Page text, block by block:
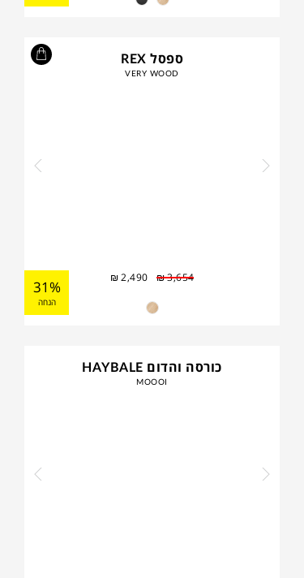
ספסל REX
VERY WOOD
₪3,654
₪2,490
31%
הנחה
כורסה והדום HAYBALE
MOOOI